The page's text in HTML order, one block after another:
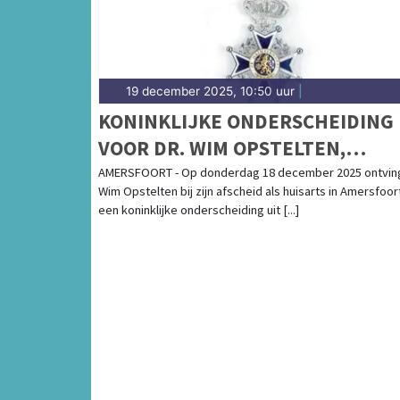
19 december 2025, 10:50 uur
KONINKLIJKE ONDERSCHEIDING
VOOR DR. WIM OPSTELTEN,
HUISARTS IN AMERSFOORT
AMERSFOORT - Op donderdag 18 december 2025
Wim Opstelten bij zijn afscheid als huisarts in
een koninklijke onderscheiding uit [...]